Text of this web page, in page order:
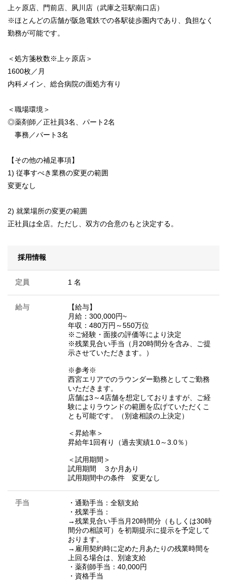
上ヶ原店、門前店、夙川店（武庫之荘駅南口店）
※ほとんどの店舗が阪急電鉄での各駅徒歩圏内であり、負担なく
勤務が可能です。
＜処方箋枚数※上ヶ原店＞
1600枚／月
内科メイン、総合病院の面処方有り
＜職場環境＞
◎薬剤師／正社員3名、パート2名
事務／パート3名
【その他の補足事項】
1) 従事すべき業務の変更の範囲
変更なし
2) 就業場所の変更の範囲
正社員は全店。ただし、双方の合意のもと決定する。
採用情報
定員 1 名
給与
【給与】
月給：300,000円~
年収：480万円～550万位
※ご経験・面接の評価等により決定
※残業見合い手当（月20時間分を含み、ご提
示させていただきます。）
※参考※
西宮エリアでのラウンダー勤務としてご勤務
いただきます。
店舗は3～4店舗を想定しておりますが、ご経
験によりラウンドの範囲を広げていただくこ
とも可能です。（別途相談の上決定）
＜昇給率＞
昇給年1回有り（過去実績1.0～3.0％）
＜試用期間＞
試用期間 ３か月あり
試用期間中の条件 変更なし
手当
・通勤手当：全額支給
・残業手当：
→残業見合い手当月20時間分（もしくは30時
間分の相談可）を初期提示に提示を予定して
おります。
→雇用契約時に定めた月あたりの残業時間を
上回る場合は、別途支給
・薬剤師手当：40,000円
・資格手当